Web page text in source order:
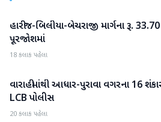
પાટણ
હારીજ-બિલીયા-બેચરાજી માર્ગના રૂ. 33.70
પૂરજોશમાં
18 કલાક પહેલા
પાટણ
વારાહીમાંથી આધાર-પુરાવા વગરના 16
LCB પોલીસ
20 કલાક પહેલા